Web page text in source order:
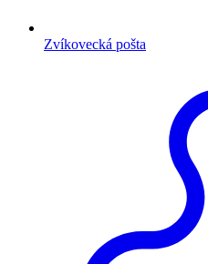
Zvíkovecká pošta